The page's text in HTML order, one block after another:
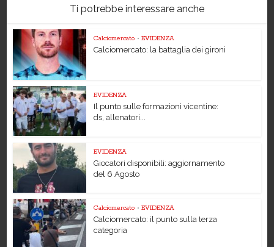
Ti potrebbe interessare anche
Calciomercato • EVIDENZA
Calciomercato: la battaglia dei gironi
EVIDENZA
Il punto sulle formazioni vicentine:
ds, allenatori...
EVIDENZA
Giocatori disponibili: aggiornamento
del 6 Agosto
Calciomercato • EVIDENZA
Calciomercato: il punto sulla terza
categoria